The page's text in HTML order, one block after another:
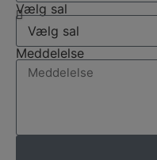
Vælg sal
Meddelelse